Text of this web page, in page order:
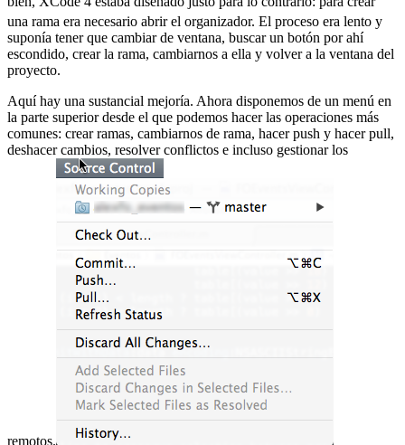
una rama era necesario abrir el organizador. El proceso era lento y
suponía tener que cambiar de ventana, buscar un botón por ahí
escondido, crear la rama, cambiarnos a ella y volver a la ventana del
proyecto.
Aquí hay una sustancial mejoría. Ahora disponemos de un menú en
la parte superior desde el que podemos hacer las operaciones más
comunes: crear ramas, cambiarnos de rama, hacer push y hacer pull,
deshacer cambios, resolver conflictos e incluso gestionar los
remotos.